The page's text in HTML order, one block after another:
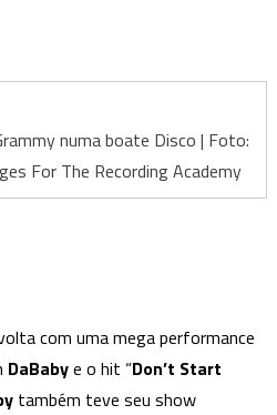
numa boate Disco | Foto:
For The Recording Academy
com uma mega performance
DaBabye o hit “Don’t Start
também teve seu show